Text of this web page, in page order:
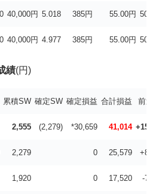
40,000円 5.018 385円 55.00円
40,000円 4.977 385円 55.00円
績(円)
累積SW 確定SW 確定損益 合計損益 前週
2,555 (2,279) *30,659 41,014
2,279 0 25,579
1,920 0 17,520 -